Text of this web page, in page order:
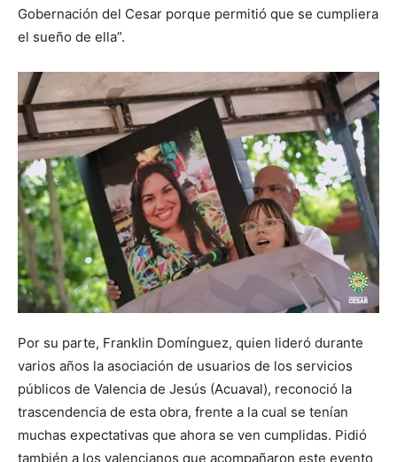
Gobernación del Cesar porque permitió que se cumpliera
el sueño de ella”.
Por su parte, Franklin Domínguez, quien lideró durante
varios años la asociación de usuarios de los servicios
públicos de Valencia de Jesús (Acuaval), reconoció la
trascendencia de esta obra, frente a la cual se tenían
muchas expectativas que ahora se ven cumplidas. Pidió
también a los valencianos que acompañaron este evento